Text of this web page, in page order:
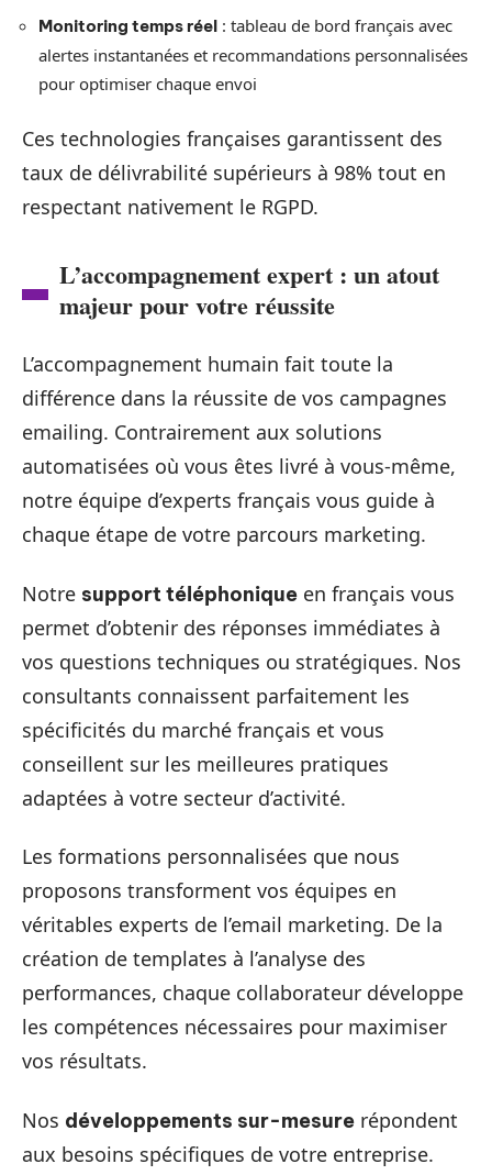
Monitoring temps réel : tableau de bord français avec
alertes instantanées et recommandations personnalisées
pour optimiser chaque envoi
Ces technologies françaises garantissent des
taux de délivrabilité supérieurs à 98% tout en
respectant nativement le RGPD.
L’accompagnement expert : un atout
majeur pour votre réussite
L’accompagnement humain fait toute la
différence dans la réussite de vos campagnes
emailing. Contrairement aux solutions
automatisées où vous êtes livré à vous-même,
notre équipe d’experts français vous guide à
chaque étape de votre parcours marketing.
Notre support téléphonique en français vous
permet d’obtenir des réponses immédiates à
vos questions techniques ou stratégiques. Nos
consultants connaissent parfaitement les
spécificités du marché français et vous
conseillent sur les meilleures pratiques
adaptées à votre secteur d’activité.
Les formations personnalisées que nous
proposons transforment vos équipes en
véritables experts de l’email marketing. De la
création de templates à l’analyse des
performances, chaque collaborateur développe
les compétences nécessaires pour maximiser
vos résultats.
Nos développements sur-mesure répondent
aux besoins spécifiques de votre entreprise.